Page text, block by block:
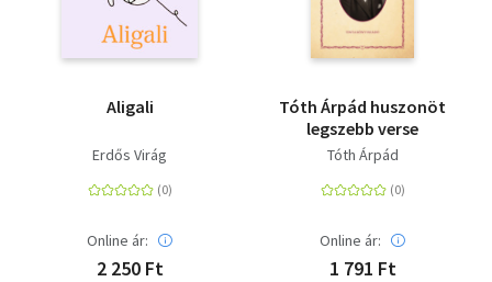
Aligali
Erdős Virág
Online ár:
2 250 Ft
Tóth Árpád huszonöt
legszebb verse
Tóth Árpád
Online ár:
1 791 Ft